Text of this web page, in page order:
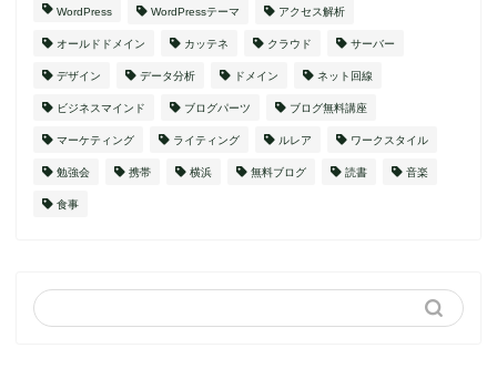
WordPress WordPressテーマ アクセス解析
オールドドメイン カッテネ クラウド サーバー
デザイン データ分析 ドメイン ネット回線
ビジネスマインド ブログパーツ ブログ無料講座
マーケティング ライティング ルレア ワークスタイル
勉強会 携帯 横浜 無料ブログ 読書 音楽
食事